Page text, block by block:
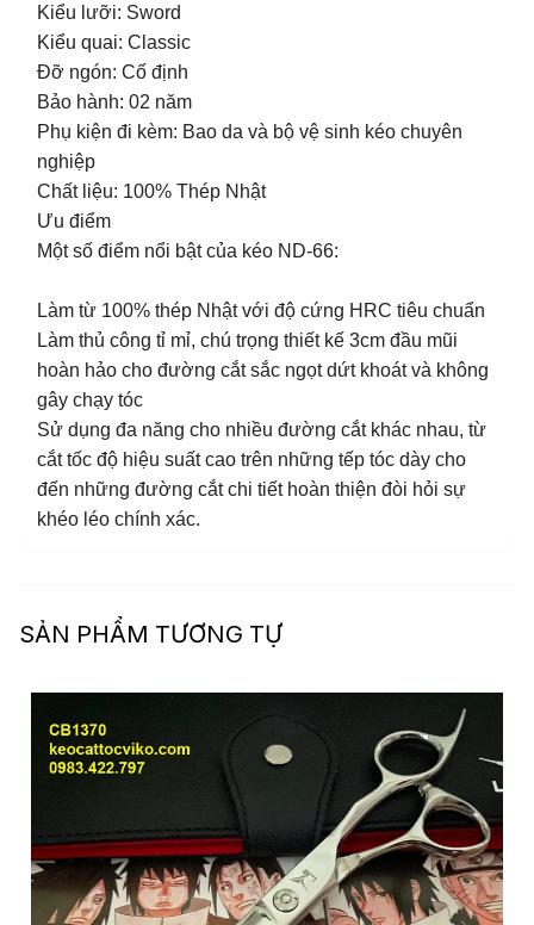
Kiểu lưỡi: Sword
Kiểu quai: Classic
Đỡ ngón: Cố định
Bảo hành: 02 năm
Phụ kiện đi kèm: Bao da và bộ vệ sinh kéo chuyên
nghiệp
Chất liệu: 100% Thép Nhật
Ưu điểm
Một số điểm nổi bật của kéo ND-66:
Làm từ 100% thép Nhật với độ cứng HRC tiêu chuẩn
Làm thủ công tỉ mỉ, chú trọng thiết kế 3cm đầu mũi
hoàn hảo cho đường cắt sắc ngọt dứt khoát và không
gây chạy tóc
Sử dụng đa năng cho nhiều đường cắt khác nhau, từ
cắt tốc độ hiệu suất cao trên những tếp tóc dày cho
đến những đường cắt chi tiết hoàn thiện đòi hỏi sự
khéo léo chính xác.
SẢN PHẨM TƯƠNG TỰ